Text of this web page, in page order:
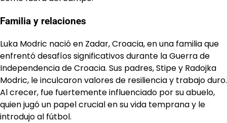
Familia y relaciones
Luka Modric nació en Zadar, Croacia, en una familia que
enfrentó desafíos significativos durante la Guerra de
Independencia de Croacia. Sus padres, Stipe y Radojka
Modric, le inculcaron valores de resiliencia y trabajo duro.
Al crecer, fue fuertemente influenciado por su abuelo,
quien jugó un papel crucial en su vida temprana y le
introdujo al fútbol.